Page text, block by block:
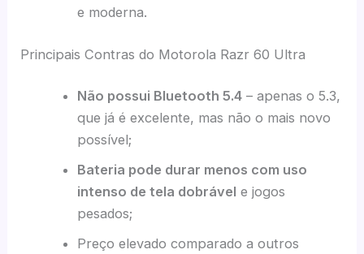
e moderna.
Principais Contras do Motorola Razr 60 Ultra
Não possui Bluetooth 5.4– apenas o 5.3,
que já é excelente, mas não o mais novo
possível;
Bateria pode durar menos com uso
intenso de tela dobrável e jogos
pesados;
Preço elevado comparado a outros